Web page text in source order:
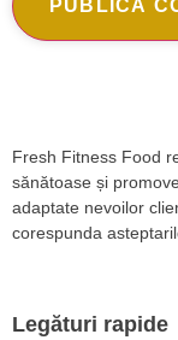
Fresh Fitness Food
sănătoase și
adaptate nevoilor
corespunda
Legături rapide